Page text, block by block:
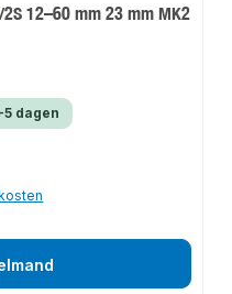
12–60 mm 23 mm MK2
dagen